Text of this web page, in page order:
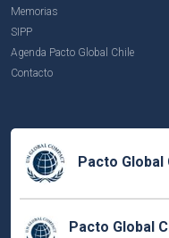
Memorias
SIPP
Agenda Pacto Global Chile
Contacto
Pacto Global
Pacto Global